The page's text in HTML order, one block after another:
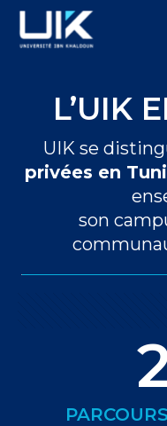
L’UIK
UIK se
privées en
son